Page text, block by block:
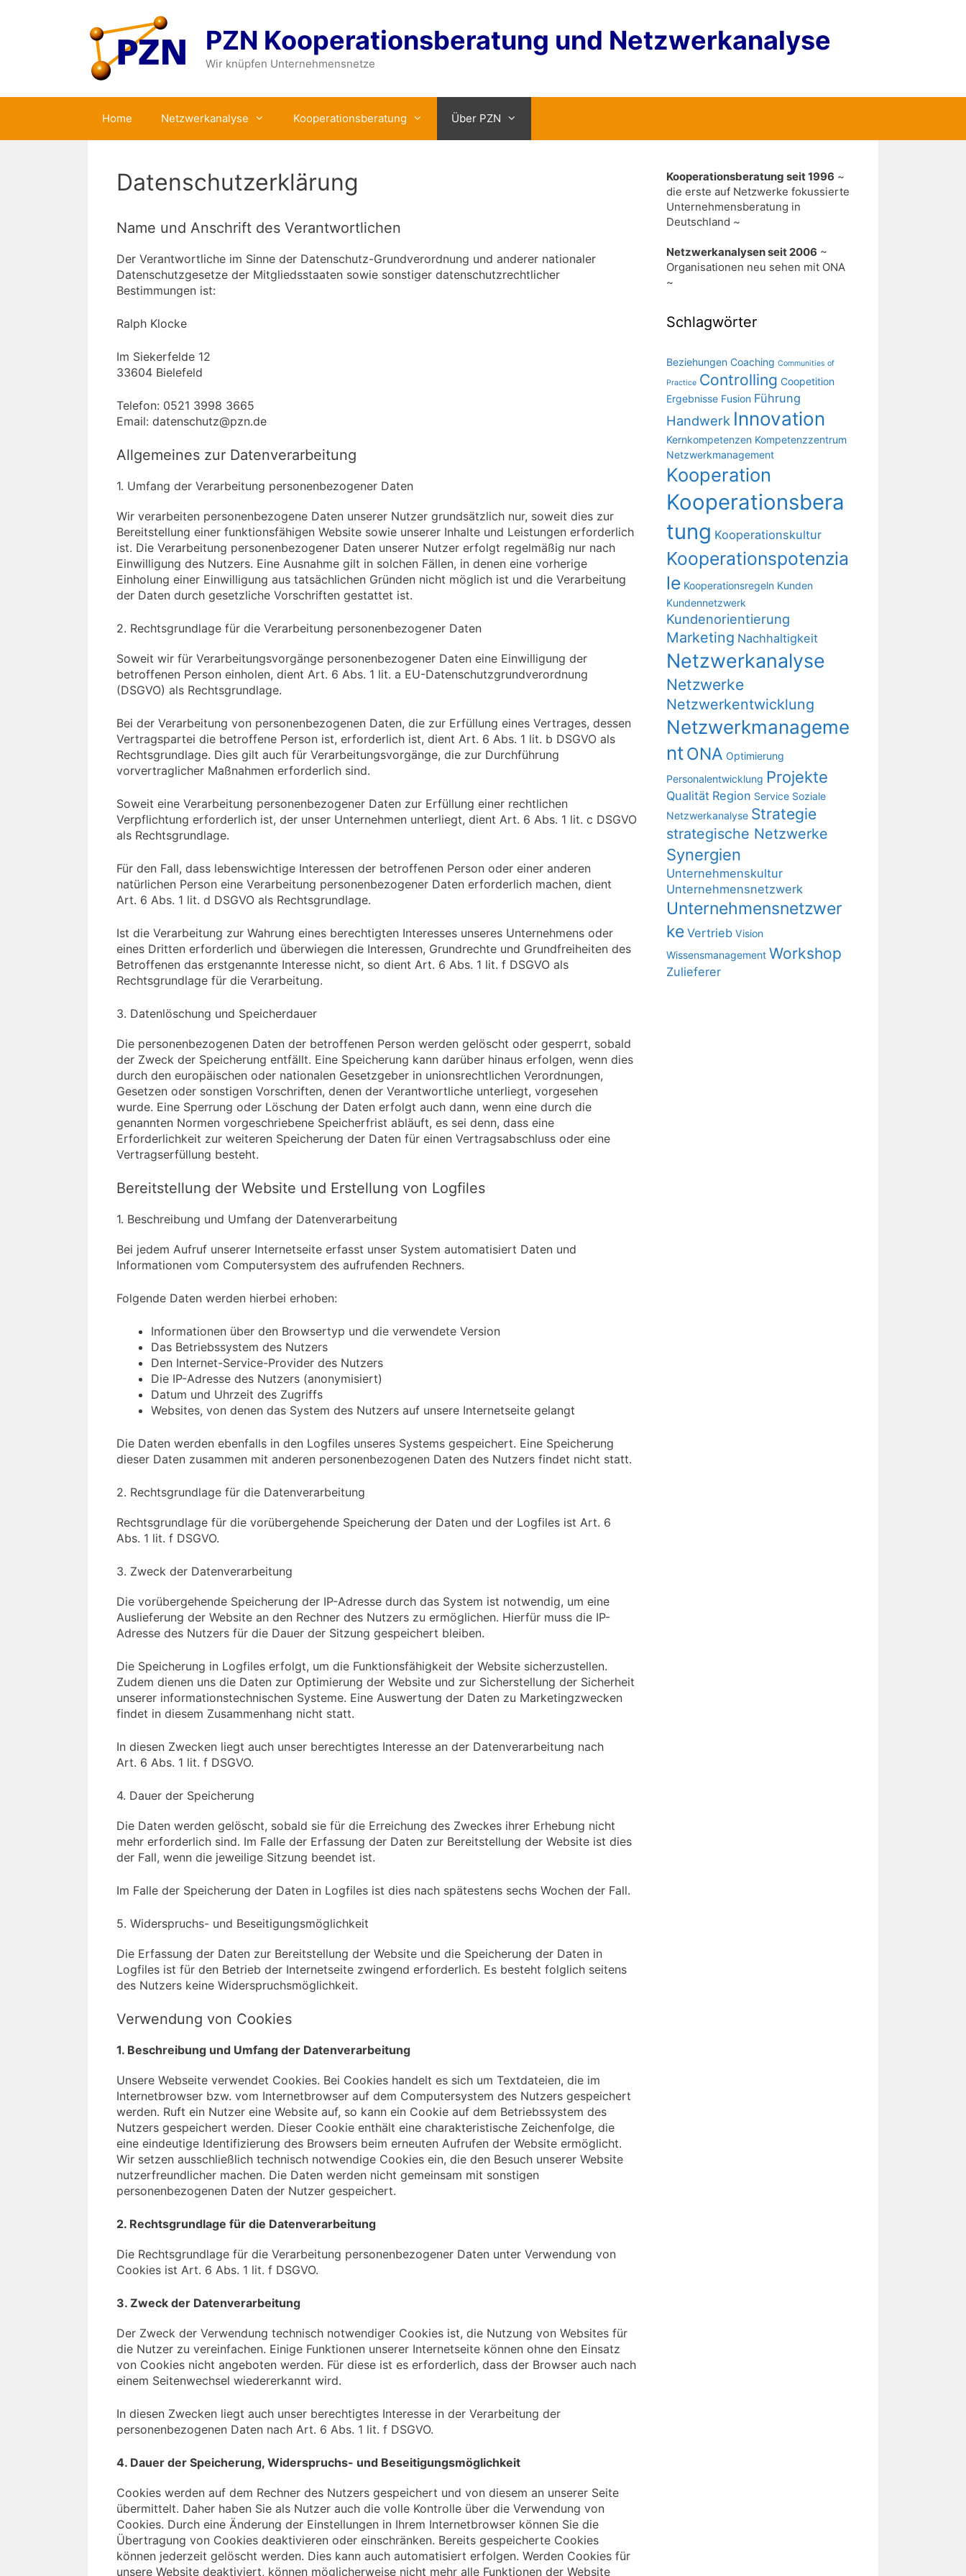
PZN Kooperationsberatung und Netzwerkanalyse
Wir knüpfen Unternehmensnetze
Home Netzwerkanalyse Kooperationsberatung Über PZN
Datenschutzerklärung
Name und Anschrift des Verantwortlichen
Der Verantwortliche im Sinne der Datenschutz-Grundverordnung und anderer nationaler
Datenschutzgesetze der Mitgliedsstaaten sowie sonstiger datenschutzrechtlicher
Bestimmungen ist:
Ralph Klocke
Im Siekerfelde 12
33604 Bielefeld
Telefon: 0521 3998 3665
Email: datenschutz@pzn.de
Allgemeines zur Datenverarbeitung
1. Umfang der Verarbeitung personenbezogener Daten
Wir verarbeiten personenbezogene Daten unserer Nutzer grundsätzlich nur, soweit dies zur
Bereitstellung einer funktionsfähigen Website sowie unserer Inhalte und Leistungen erforderlich
ist. Die Verarbeitung personenbezogener Daten unserer Nutzer erfolgt regelmäßig nur nach
Einwilligung des Nutzers. Eine Ausnahme gilt in solchen Fällen, in denen eine vorherige
Einholung einer Einwilligung aus tatsächlichen Gründen nicht möglich ist und die Verarbeitung
der Daten durch gesetzliche Vorschriften gestattet ist.
2. Rechtsgrundlage für die Verarbeitung personenbezogener Daten
Soweit wir für Verarbeitungsvorgänge personenbezogener Daten eine Einwilligung der
betroffenen Person einholen, dient Art. 6 Abs. 1 lit. a EU-Datenschutzgrundverordnung
(DSGVO) als Rechtsgrundlage.
Bei der Verarbeitung von personenbezogenen Daten, die zur Erfüllung eines Vertrages, dessen
Vertragspartei die betroffene Person ist, erforderlich ist, dient Art. 6 Abs. 1 lit. b DSGVO als
Rechtsgrundlage. Dies gilt auch für Verarbeitungsvorgänge, die zur Durchführung
vorvertraglicher Maßnahmen erforderlich sind.
Soweit eine Verarbeitung personenbezogener Daten zur Erfüllung einer rechtlichen
Verpflichtung erforderlich ist, der unser Unternehmen unterliegt, dient Art. 6 Abs. 1 lit. c DSGVO
als Rechtsgrundlage.
Für den Fall, dass lebenswichtige Interessen der betroffenen Person oder einer anderen
natürlichen Person eine Verarbeitung personenbezogener Daten erforderlich machen, dient
Art. 6 Abs. 1 lit. d DSGVO als Rechtsgrundlage.
Ist die Verarbeitung zur Wahrung eines berechtigten Interesses unseres Unternehmens oder
eines Dritten erforderlich und überwiegen die Interessen, Grundrechte und Grundfreiheiten des
Betroffenen das erstgenannte Interesse nicht, so dient Art. 6 Abs. 1 lit. f DSGVO als
Rechtsgrundlage für die Verarbeitung.
3. Datenlöschung und Speicherdauer
Die personenbezogenen Daten der betroffenen Person werden gelöscht oder gesperrt, sobald
der Zweck der Speicherung entfällt. Eine Speicherung kann darüber hinaus erfolgen, wenn dies
durch den europäischen oder nationalen Gesetzgeber in unionsrechtlichen Verordnungen,
Gesetzen oder sonstigen Vorschriften, denen der Verantwortliche unterliegt, vorgesehen
wurde. Eine Sperrung oder Löschung der Daten erfolgt auch dann, wenn eine durch die
genannten Normen vorgeschriebene Speicherfrist abläuft, es sei denn, dass eine
Erforderlichkeit zur weiteren Speicherung der Daten für einen Vertragsabschluss oder eine
Vertragserfüllung besteht.
Bereitstellung der Website und Erstellung von Logfiles
1. Beschreibung und Umfang der Datenverarbeitung
Bei jedem Aufruf unserer Internetseite erfasst unser System automatisiert Daten und
Informationen vom Computersystem des aufrufenden Rechners.
Folgende Daten werden hierbei erhoben:
Informationen über den Browsertyp und die verwendete Version
Das Betriebssystem des Nutzers
Den Internet-Service-Provider des Nutzers
Die IP-Adresse des Nutzers (anonymisiert)
Datum und Uhrzeit des Zugriffs
Websites, von denen das System des Nutzers auf unsere Internetseite gelangt
Die Daten werden ebenfalls in den Logfiles unseres Systems gespeichert. Eine Speicherung
dieser Daten zusammen mit anderen personenbezogenen Daten des Nutzers findet nicht statt.
2. Rechtsgrundlage für die Datenverarbeitung
Rechtsgrundlage für die vorübergehende Speicherung der Daten und der Logfiles ist Art. 6
Abs. 1 lit. f DSGVO.
3. Zweck der Datenverarbeitung
Die vorübergehende Speicherung der IP-Adresse durch das System ist notwendig, um eine
Auslieferung der Website an den Rechner des Nutzers zu ermöglichen. Hierfür muss die IP-
Adresse des Nutzers für die Dauer der Sitzung gespeichert bleiben.
Die Speicherung in Logfiles erfolgt, um die Funktionsfähigkeit der Website sicherzustellen.
Zudem dienen uns die Daten zur Optimierung der Website und zur Sicherstellung der Sicherheit
unserer informationstechnischen Systeme. Eine Auswertung der Daten zu Marketingzwecken
findet in diesem Zusammenhang nicht statt.
In diesen Zwecken liegt auch unser berechtigtes Interesse an der Datenverarbeitung nach
Art. 6 Abs. 1 lit. f DSGVO.
4. Dauer der Speicherung
Die Daten werden gelöscht, sobald sie für die Erreichung des Zweckes ihrer Erhebung nicht
mehr erforderlich sind. Im Falle der Erfassung der Daten zur Bereitstellung der Website ist dies
der Fall, wenn die jeweilige Sitzung beendet ist.
Im Falle der Speicherung der Daten in Logfiles ist dies nach spätestens sechs Wochen der Fall.
5. Widerspruchs- und Beseitigungsmöglichkeit
Die Erfassung der Daten zur Bereitstellung der Website und die Speicherung der Daten in
Logfiles ist für den Betrieb der Internetseite zwingend erforderlich. Es besteht folglich seitens
des Nutzers keine Widerspruchsmöglichkeit.
Verwendung von Cookies
1. Beschreibung und Umfang der Datenverarbeitung
Unsere Webseite verwendet Cookies. Bei Cookies handelt es sich um Textdateien, die im
Internetbrowser bzw. vom Internetbrowser auf dem Computersystem des Nutzers gespeichert
werden. Ruft ein Nutzer eine Website auf, so kann ein Cookie auf dem Betriebssystem des
Nutzers gespeichert werden. Dieser Cookie enthält eine charakteristische Zeichenfolge, die
eine eindeutige Identifizierung des Browsers beim erneuten Aufrufen der Website ermöglicht.
Wir setzen ausschließlich technisch notwendige Cookies ein, die den Besuch unserer Website
nutzerfreundlicher machen. Die Daten werden nicht gemeinsam mit sonstigen
personenbezogenen Daten der Nutzer gespeichert.
2. Rechtsgrundlage für die Datenverarbeitung
Die Rechtsgrundlage für die Verarbeitung personenbezogener Daten unter Verwendung von
Cookies ist Art. 6 Abs. 1 lit. f DSGVO.
3. Zweck der Datenverarbeitung
Der Zweck der Verwendung technisch notwendiger Cookies ist, die Nutzung von Websites für
die Nutzer zu vereinfachen. Einige Funktionen unserer Internetseite können ohne den Einsatz
von Cookies nicht angeboten werden. Für diese ist es erforderlich, dass der Browser auch nach
einem Seitenwechsel wiedererkannt wird.
In diesen Zwecken liegt auch unser berechtigtes Interesse in der Verarbeitung der
personenbezogenen Daten nach Art. 6 Abs. 1 lit. f DSGVO.
4. Dauer der Speicherung, Widerspruchs- und Beseitigungsmöglichkeit
Cookies werden auf dem Rechner des Nutzers gespeichert und von diesem an unserer Seite
übermittelt. Daher haben Sie als Nutzer auch die volle Kontrolle über die Verwendung von
Cookies. Durch eine Änderung der Einstellungen in Ihrem Internetbrowser können Sie die
Übertragung von Cookies deaktivieren oder einschränken. Bereits gespeicherte Cookies
können jederzeit gelöscht werden. Dies kann auch automatisiert erfolgen. Werden Cookies für
unsere Website deaktiviert, können möglicherweise nicht mehr alle Funktionen der Website
Kooperationsberatung seit 1996 ~
die erste auf Netzwerke fokussierte
Unternehmensberatung in
Deutschland ~
Netzwerkanalysen seit 2006 ~
Organisationen neu sehen mit ONA
~
Schlagwörter
Beziehungen Coaching Communities of
Practice Controlling Coopetition
Ergebnisse Fusion Führung
Handwerk Innovation
Kernkompetenzen Kompetenzzentrum
Netzwerkmanagement
Kooperation
Kooperationsbera
tung Kooperationskultur
Kooperationspotenzia
le Kooperationsregeln Kunden
Kundennetzwerk
Kundenorientierung
Marketing Nachhaltigkeit
Netzwerkanalyse
Netzwerke
Netzwerkentwicklung
Netzwerkmanageme
ntONA Optimierung
Personalentwicklung Projekte
Qualität Region Service Soziale
Netzwerkanalyse Strategie
strategische Netzwerke
Synergien
Unternehmenskultur
Unternehmensnetzwerk
Unternehmensnetzwer
ke Vertrieb Vision
Wissensmanagement Workshop
Zulieferer